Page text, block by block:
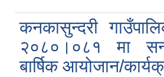
कनकासुन्दरी
२०८०।०८१ मा
बार्षिक आयोजान/